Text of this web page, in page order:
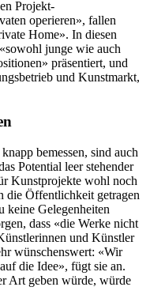
Projekt-
operieren», fallen
Home». In diesen
junge wie auch
präsentiert, und
und Kunstmarkt,
bemessen, sind auch
Potential leer stehender
Kunstprojekte wohl noch
die Öffentlichkeit getragen
keine Gelegenheiten
dass «die Werke nicht
und Künstler
wünschenswert: «Wir
die Idee», fügt sie an.
Art geben würde, würde